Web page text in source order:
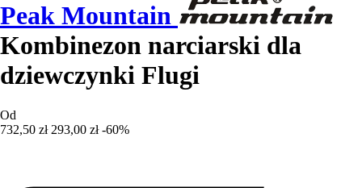
Peak Mountain
Kombinezon narciarski dla
dziewczynki Flugi
Od
732,50 zł 293,00 zł -60%